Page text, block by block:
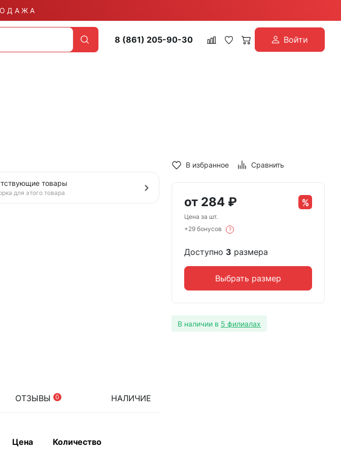
Д А Ж А
8 (861) 205-90-30 Войти
товары
для этого товара
ОТЗЫВЫ 0 НАЛИЧИЕ
Цена Количество
В избранное Сравнить
от 284 ₽
Цена за шт.
+29 бонусов
?
Доступно 3 размера
Выбрать размер
В наличии в 5 филиалах